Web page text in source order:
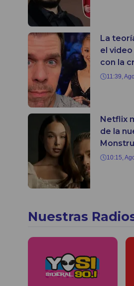
La
el video
con la
11:39,
Netflix
de la
10:15,
Nuestras